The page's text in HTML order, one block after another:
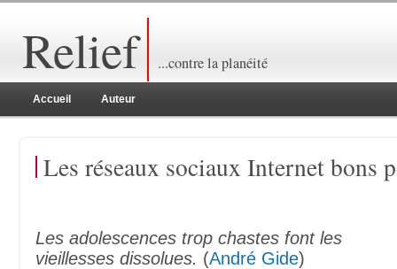
Relief ...contre la planéité
Accueil Auteur
Les réseaux sociaux Internet bons
Les adolescences trop chastes font les
vieillesses dissolues. (André Gide)